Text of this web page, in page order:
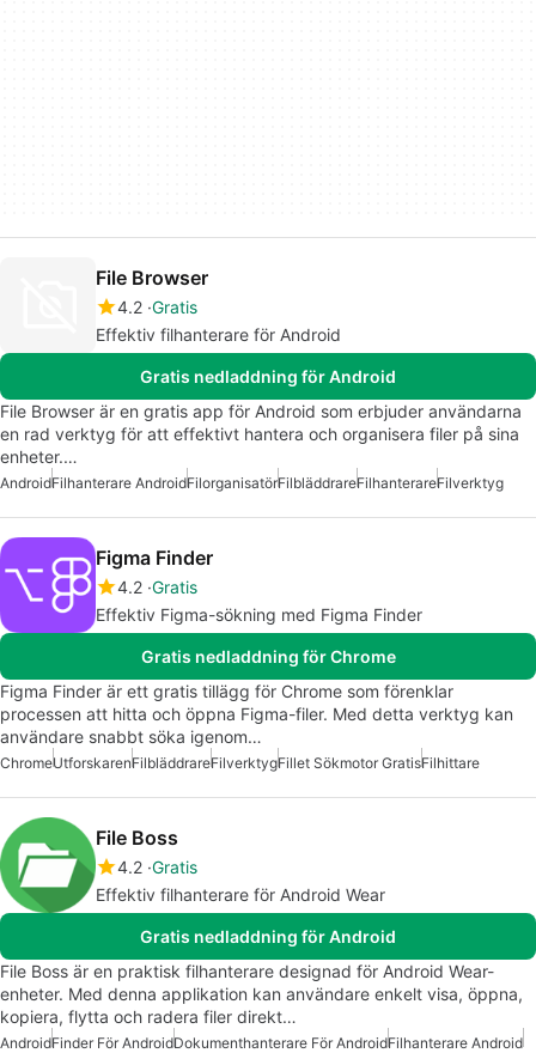
File Browser
4.2 Gratis
Effektiv filhanterare för Android
Gratis nedladdning för Android
File Browser är en gratis app för Android som erbjuder användarna
en rad verktyg för att effektivt hantera och organisera filer på sina
enheter.…
AndroidFilhanterare AndroidFilorganisatörFilbläddrareFilhanterareFilverktyg
Figma Finder
4.2 Gratis
Effektiv Figma-sökning med Figma Finder
Gratis nedladdning för Chrome
Figma Finder är ett gratis tillägg för Chrome som förenklar
processen att hitta och öppna Figma-filer. Med detta verktyg kan
användare snabbt söka igenom…
ChromeUtforskarenFilbläddrareFilverktygFillet Sökmotor GratisFilhittare
File Boss
4.2 Gratis
Effektiv filhanterare för Android Wear
Gratis nedladdning för Android
File Boss är en praktisk filhanterare designad för Android Wear-
enheter. Med denna applikation kan användare enkelt visa, öppna,
kopiera, flytta och radera filer direkt…
AndroidFinder För AndroidDokumenthanterare För AndroidFilhanterare Android